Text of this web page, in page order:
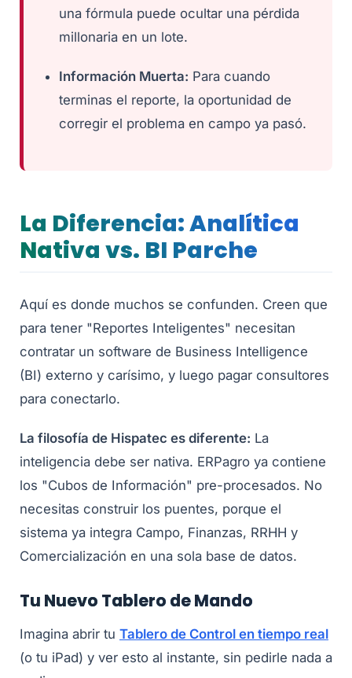
una fórmula puede ocultar una pérdida
millonaria en un lote.
Información Muerta: Para cuando
terminas el reporte, la oportunidad de
corregir el problema en campo ya pasó.
La Diferencia: Analítica
Nativa vs. BI Parche
Aquí es donde muchos se confunden. Creen que
para tener "Reportes Inteligentes" necesitan
contratar un software de Business Intelligence
(BI) externo y carísimo, y luego pagar consultores
para conectarlo.
La filosofía de Hispatec es diferente: La
inteligencia debe ser nativa. ERPagro ya contiene
los "Cubos de Información" pre-procesados. No
necesitas construir los puentes, porque el
sistema ya integra Campo, Finanzas, RRHH y
Comercialización en una sola base de datos.
Tu Nuevo Tablero de Mando
Imagina abrir tu Tablero de Control en tiempo real
(o tu iPad) y ver esto al instante, sin pedirle nada a